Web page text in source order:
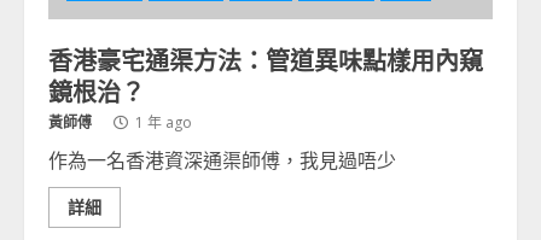
香港豪宅通渠方法：管道異味點樣用內窺
鏡根治？
黃師傅 1 年 ago
作為一名香港資深通渠師傅，我見過唔少
詳細